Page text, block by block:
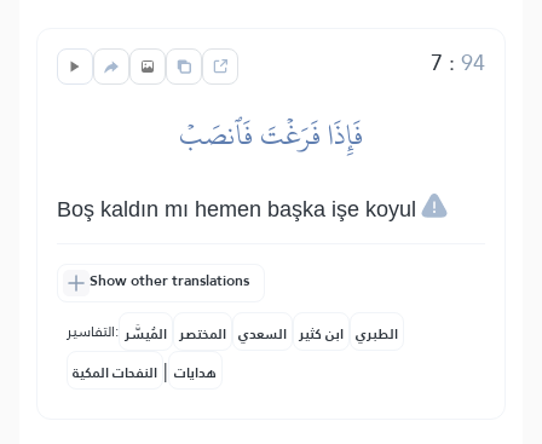
7 :94
فَإِذَا فَرَغۡتَ فَٱنصَبۡ
Boş kaldın mı hemen başka işe koyul
Show other translations
التفاسير: المُيسَّر المختصر السعدي ابن كثير الطبري
النفحات المكية | هدايات